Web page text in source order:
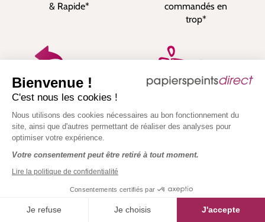
Bienvenue !
C'est nous les cookies !
Nous utilisons des cookies nécessaires au bon fonctionnement du
site, ainsi que d'autres permettant de réaliser des analyses pour
optimiser votre expérience.
Votre consentement peut être retiré à tout moment.
Lire la politique de confidentialité
Consentements certifiés par
Je refuse Je choisis J'accepte
& Rapide*
commandés en
trop*
Satisfait ou
remboursé
pendant 30 jours*
Echantillons
expédiés sous 24h